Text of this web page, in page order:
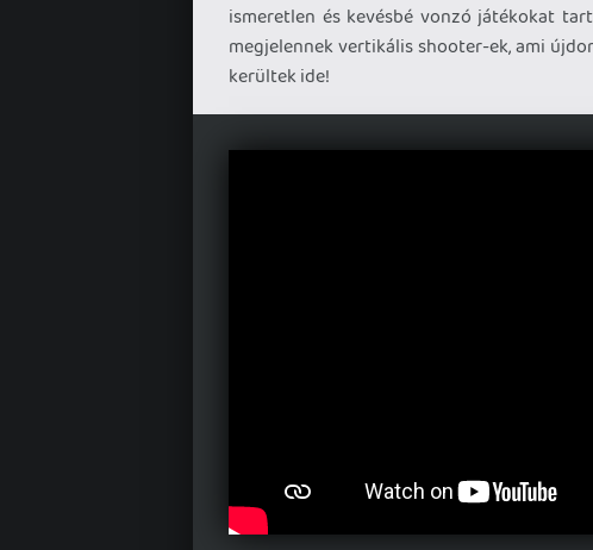
ismeretlen és kevésbé vonzó játékokat
megjelennek vertikális shooter-ek, ami
kerültek ide!